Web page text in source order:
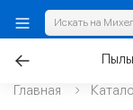
Главная